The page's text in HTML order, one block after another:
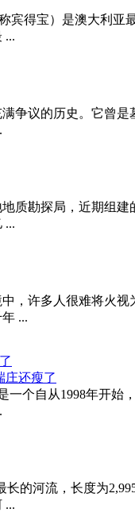
宾得宝）是澳大利
...
争议的历史。它曾
质勘探局，近期组
...
，许多人很难将火
...
一个自从1998年开
长的河流，长度为
...